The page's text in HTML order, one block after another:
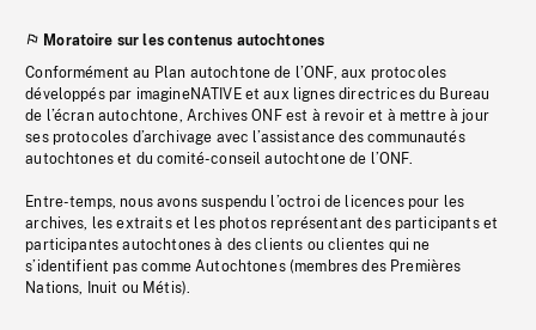
Moratoire sur les contenus autochtones
Conformément au Plan autochtone de l’ONF, aux protocoles
développés par imagineNATIVE et aux lignes directrices du Bureau
de l’écran autochtone, Archives ONF est à revoir et à mettre à jour
ses protocoles d’archivage avec l’assistance des communautés
autochtones et du comité-conseil autochtone de l’ONF.
Entre-temps, nous avons suspendu l’octroi de licences pour les
archives, les extraits et les photos représentant des participants et
participantes autochtones à des clients ou clientes qui ne
s’identifient pas comme Autochtones (membres des Premières
Nations, Inuit ou Métis).